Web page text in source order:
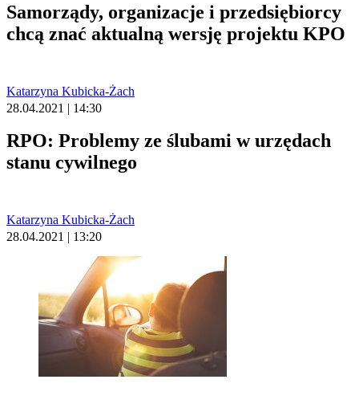
Samorządy, organizacje i przedsiębiorcy
chcą znać aktualną wersję projektu KPO
Katarzyna Kubicka-Żach
28.04.2021 | 14:30
RPO: Problemy ze ślubami w urzędach
stanu cywilnego
Katarzyna Kubicka-Żach
28.04.2021 | 13:20